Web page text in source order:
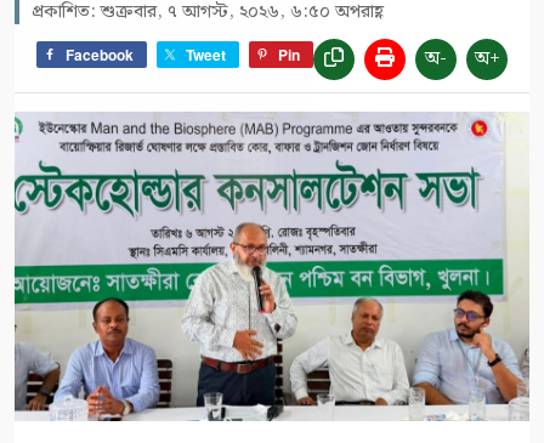
প্রকাশিত: শুক্রবার, ৭ আগস্ট, ২০২৬, ৬:৫০ অপরাহ্ণ
Facebook Tweet Pin অ- অ+